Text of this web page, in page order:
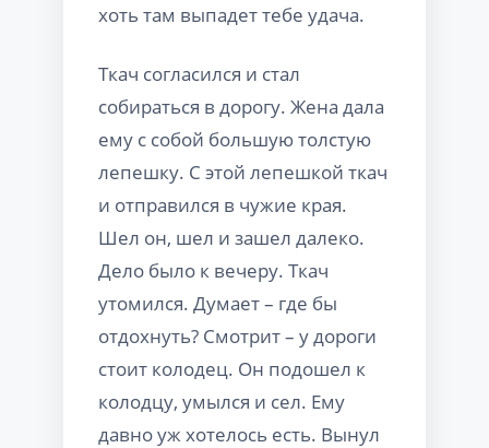
хоть там выпадет тебе удача.
Ткач согласился и стал
собираться в дорогу. Жена дала
ему с собой большую толстую
лепешку. С этой лепешкой ткач
и отправился в чужие края.
Шел он, шел и зашел далеко.
Дело было к вечеру. Ткач
утомился. Думает – где бы
отдохнуть? Смотрит – у дороги
стоит колодец. Он подошел к
колодцу, умылся и сел. Ему
давно уж хотелось есть. Вынул